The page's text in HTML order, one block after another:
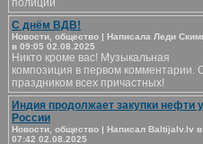
полиции
С днём ВДВ!
Новости, общество | Написала Леди
в 09:05 02.08.2025
Никто кроме вас! Музыкальная
композиция в первом комментарии.
праздником всех причастных!
Индия продолжает закупки нефти у
России
Новости, общество | Написал Baltijalv.lv в
07:42 02.08.2025